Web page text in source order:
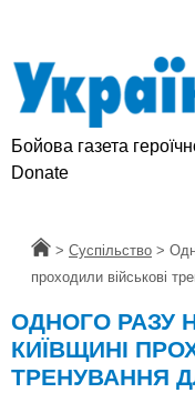
Бойова газета
Підтримай УМ
Головна
> Суспільство >
проходили військові
ОДНОГО РАЗУ
КИЇВЩИНІ
ТРЕНУВАННЯ